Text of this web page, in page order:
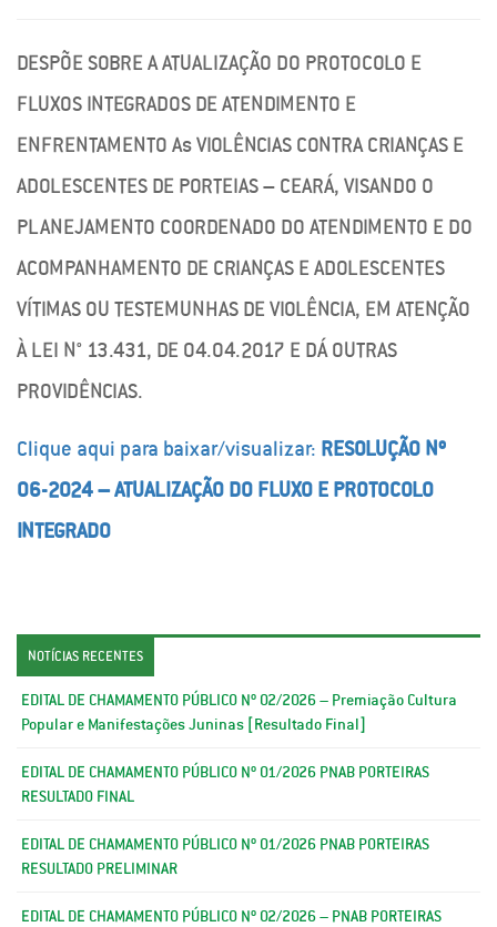
DESPÕE SOBRE A ATUALIZAÇÃO DO PROTOCOLO E
FLUXOS INTEGRADOS DE ATENDIMENTO E
ENFRENTAMENTO As VIOLÊNCIAS CONTRA CRIANÇAS E
ADOLESCENTES DE PORTEIAS – CEARÁ, VISANDO O
PLANEJAMENTO COORDENADO DO ATENDIMENTO E DO
ACOMPANHAMENTO DE CRIANÇAS E ADOLESCENTES
VÍTIMAS OU TESTEMUNHAS DE VIOLÊNCIA, EM ATENÇÃO
À LEI N° 13.431, DE 04.04.2017 E DÁ OUTRAS
PROVIDÊNCIAS.
Clique aqui para baixar/visualizar: RESOLUÇÃO Nº
06-2024 – ATUALIZAÇÃO DO FLUXO E PROTOCOLO
INTEGRADO
NOTÍCIAS RECENTES
EDITAL DE CHAMAMENTO PÚBLICO Nº 02/2026 – Premiação Cultura
Popular e Manifestações Juninas [Resultado Final]
EDITAL DE CHAMAMENTO PÚBLICO Nº 01/2026 PNAB PORTEIRAS
RESULTADO FINAL
EDITAL DE CHAMAMENTO PÚBLICO Nº 01/2026 PNAB PORTEIRAS
RESULTADO PRELIMINAR
EDITAL DE CHAMAMENTO PÚBLICO Nº 02/2026 – PNAB PORTEIRAS